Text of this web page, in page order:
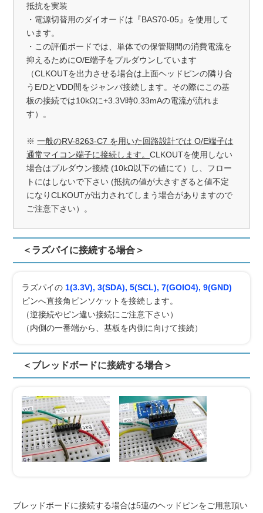
抵抗を実装
・電源切替用のダイオードは『BAS70-05』を使用して
います。
・この評価ボードでは、単体での保管期間の消費電流を
抑えるためにO/E端子をプルダウンしています
（CLKOUTを出力させる場合は上面ヘッドピンの隣り合
うE/DとVDD間をジャンパ接続します。その際にこの基
板の接続では10kΩに+3.3V時0.33mAの電流が流れま
す）。
※一般のRV-8263-C7 を用いた回路設計では O/E端子は
通常マイコン端子に接続します。CLKOUTを使用しない
場合はプルダウン接続 (10kΩ以下の値にて）し、フロー
トにはしないで下さい (抵抗の値が大きすぎると値不定
になりCLKOUTが出力されてしまう場合がありますので
ご注意下さい）。
＜ラズパイに接続する場合＞
ラズパイの 1(3.3V), 3(SDA), 5(SCL), 7(GOIO4), 9(GND)
ピンへ直接角ピンソケットを接続します。
（逆接続やピン違い接続にご注意下さい）
（内側の一番端から、基板を内側に向けて接続）
＜ブレッドボードに接続する場合＞
ブレッドボードに接続する場合は5連のヘッドピンをご用意頂い